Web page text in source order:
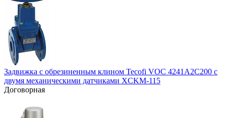
Задвижка с обрезиненным клином Tecofi VOC 4241A2C200 с
двумя механическими датчиками XCKM-115
Договорная